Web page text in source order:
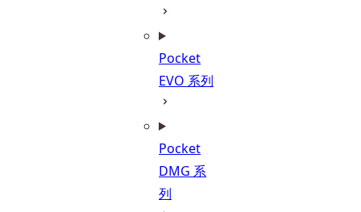
Pocket
EVO 系列
Pocket
DMG 系
列